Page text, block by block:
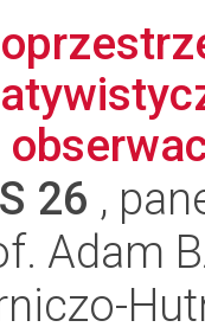
26 ,
Adam